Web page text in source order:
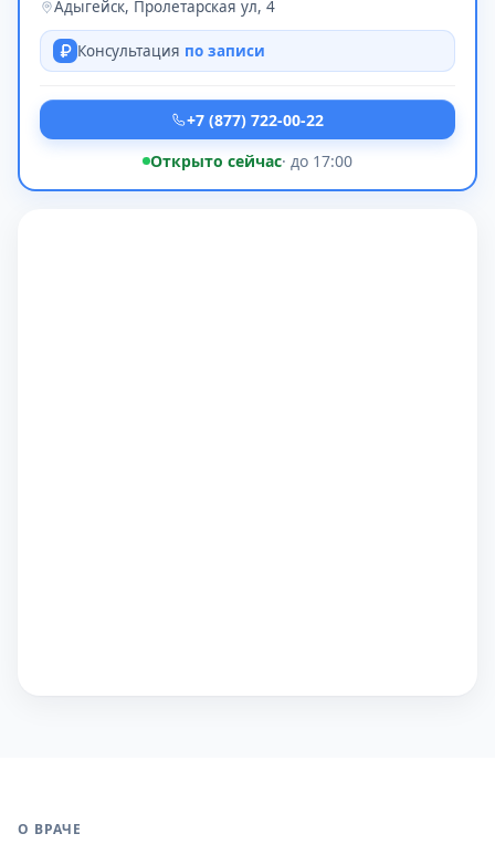
Адыгейск, Пролетарская ул, 4
Консультация по записи
+7 (877) 722-00-22
Открыто сейчас· до 17:00
О ВРАЧЕ